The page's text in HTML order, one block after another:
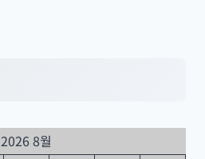
2026 8월